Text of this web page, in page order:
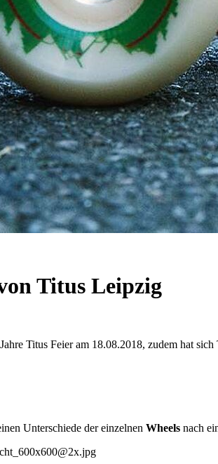
Titus Leipzig
Titus Feier am 18.08.2018, zudem hat
Unterschiede der einzelnen Wheels nach